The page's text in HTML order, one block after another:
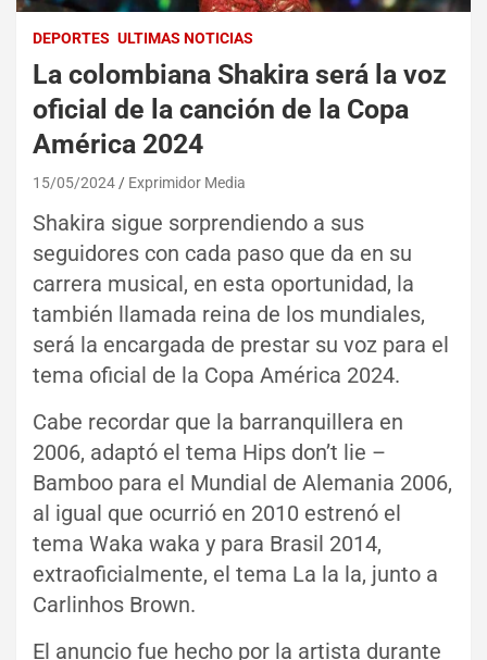
DEPORTES ULTIMAS NOTICIAS
La colombiana Shakira será la voz
oficial de la canción de la Copa
América 2024
15/05/2024 Exprimidor Media
Shakira sigue sorprendiendo a sus
seguidores con cada paso que da en su
carrera musical, en esta oportunidad, la
también llamada reina de los mundiales,
será la encargada de prestar su voz para el
tema oficial de la Copa América 2024.
Cabe recordar que la barranquillera en
2006, adaptó el tema Hips don’t lie –
Bamboo para el Mundial de Alemania 2006,
al igual que ocurrió en 2010 estrenó el
tema Waka waka y para Brasil 2014,
extraoficialmente, el tema La la la, junto a
Carlinhos Brown.
El anuncio fue hecho por la artista durante